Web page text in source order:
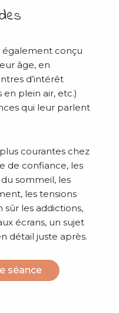
également conçu
âge, en
d’intérêt
en plein air, etc.)
qui leur parlent
courantes chez
de confiance, les
sommeil, les
les tensions
sûr les addictions,
écrans, un sujet
détail juste après.
séance